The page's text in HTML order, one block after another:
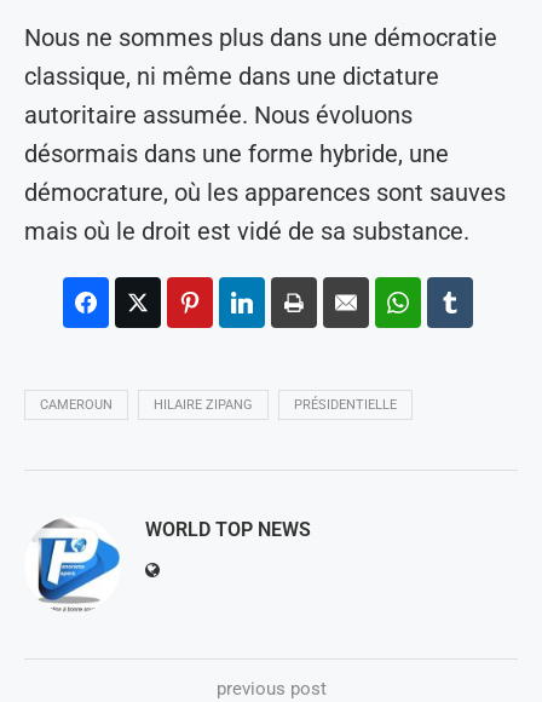
Nous ne sommes plus dans une démocratie
classique, ni même dans une dictature
autoritaire assumée. Nous évoluons
désormais dans une forme hybride, une
démocrature, où les apparences sont sauves
mais où le droit est vidé de sa substance.
CAMEROUN HILAIRE ZIPANG PRÉSIDENTIELLE
WORLD TOP NEWS
previous post